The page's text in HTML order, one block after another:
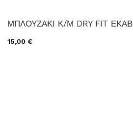
ΜΠΛΟΥΖΑΚΙ Κ/Μ DRY FIT ΕΚΑΒ
15,00 €